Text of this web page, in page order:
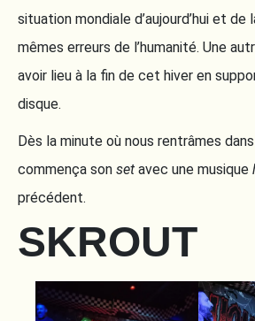
situation mondiale d’aujourd’hui et
mêmes erreurs de l’humanité. Une
avoir lieu à la fin de cet hiver en
disque.
Dès la minute où nous rentrâmes
commença son set avec une musique
précédent.
SKROUT